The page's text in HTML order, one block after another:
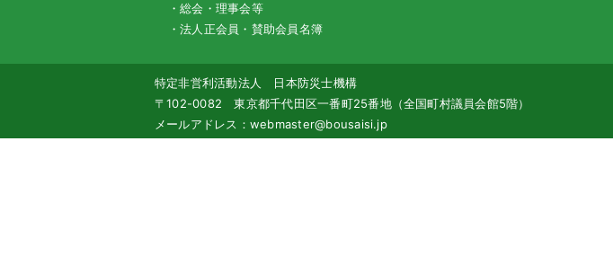
・総会・理事会等
・法人正会員・賛助会員名簿
特定非営利活動法人 日本防災士機構
〒102-0082 東京都千代田区一番町25番地（全国町村議員会館5階）
メールアドレス：webmaster@bousaisi.jp